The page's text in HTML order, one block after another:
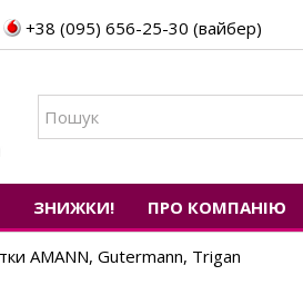
+38 (095) 656-25-30 (вайбер)
ЗНИЖКИ! ПРО КОМПАНІЮ
AMANN, Gutermann, Trigan